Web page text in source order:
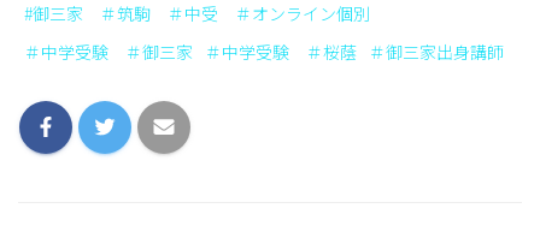
#御三家 ＃筑駒 ＃中受 ＃オンライン個別
＃中学受験 ＃御三家
＃中学受験 ＃桜蔭 ＃御三家出身講師